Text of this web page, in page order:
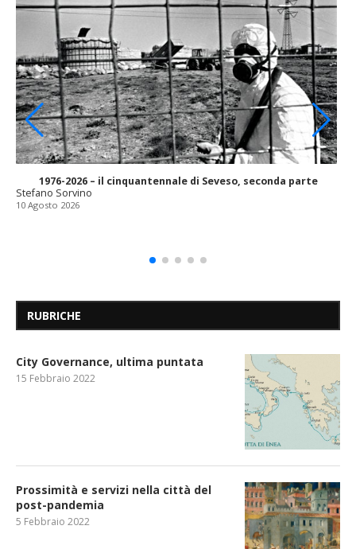
1976-2026 – il cinquantennale di Seveso, seconda parte
Stefano Sorvino
10 Agosto 2026
RUBRICHE
City Governance, ultima puntata
15 Febbraio 2022
Prossimità e servizi nella città del
post-pandemia
5 Febbraio 2022